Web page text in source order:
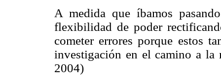
A medida que íbamos
flexibilidad de poder
cometer errores porque estos
investigación en el camino a la
2004)